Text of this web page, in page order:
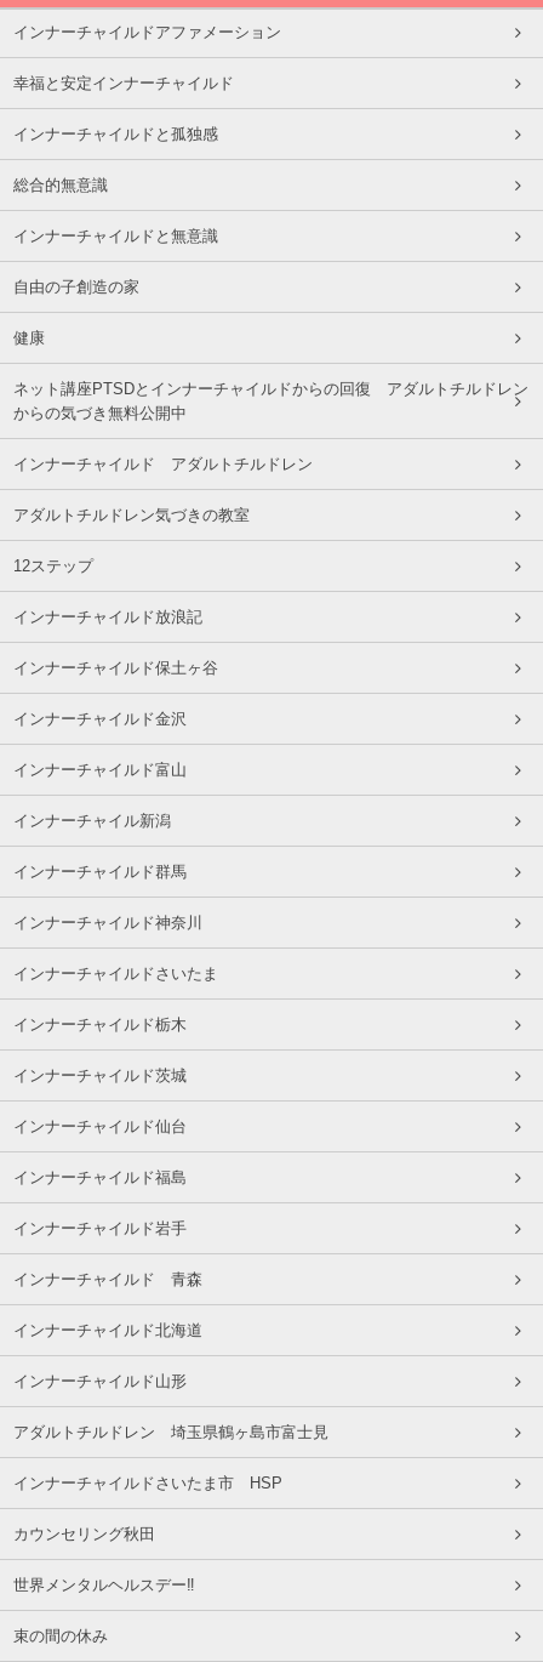
インナーチャイルドアファメーション
幸福と安定インナーチャイルド
インナーチャイルドと孤独感
総合的無意識
インナーチャイルドと無意識
自由の子創造の家
健康
ネット講座PTSDとインナーチャイルドからの回復 アダルトチルドレン
からの気づき無料公開中
インナーチャイルド アダルトチルドレン
アダルトチルドレン気づきの教室
12ステップ
インナーチャイルド放浪記
インナーチャイルド保土ヶ谷
インナーチャイルド金沢
インナーチャイルド富山
インナーチャイル新潟
インナーチャイルド群馬
インナーチャイルド神奈川
インナーチャイルドさいたま
インナーチャイルド栃木
インナーチャイルド茨城
インナーチャイルド仙台
インナーチャイルド福島
インナーチャイルド岩手
インナーチャイルド 青森
インナーチャイルド北海道
インナーチャイルド山形
アダルトチルドレン 埼玉県鶴ヶ島市富士見
インナーチャイルドさいたま市 HSP
カウンセリング秋田
世界メンタルヘルスデー‼️
束の間の休み